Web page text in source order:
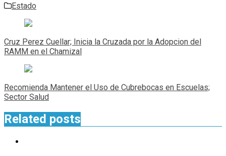
Estado
Navegación
de
entradas
Cruz Perez Cuellar; Inicia la Cruzada por la Adopcion del
RAMM en el Chamizal
Recomienda Mantener el Uso de Cubrebocas en Escuelas;
Sector Salud
Related posts